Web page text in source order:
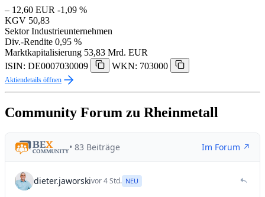
– 12,60 EUR -1,09 %
KGV 50,83
Sektor Industrieunternehmen
Div.-Rendite 0,95 %
Marktkapitalisierung 53,83 Mrd. EUR
ISIN: DE0007030009
WKN: 703000
Aktiendetails öffnen
Community Forum zu Rheinmetall